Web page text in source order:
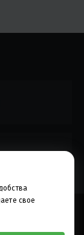
свое